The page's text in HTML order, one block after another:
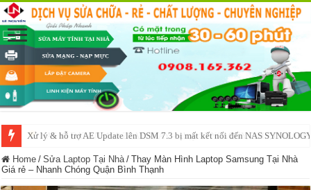
NAS IO DATA N3160 2BAY 4BAY – chạy SYNOLOGY, OMV, CASA
Home / Sửa Laptop Tại Nhà / Thay Màn Hình Laptop Samsung Tại Nhà
Giá rẻ – Nhanh Chóng Quận Bình Thạnh